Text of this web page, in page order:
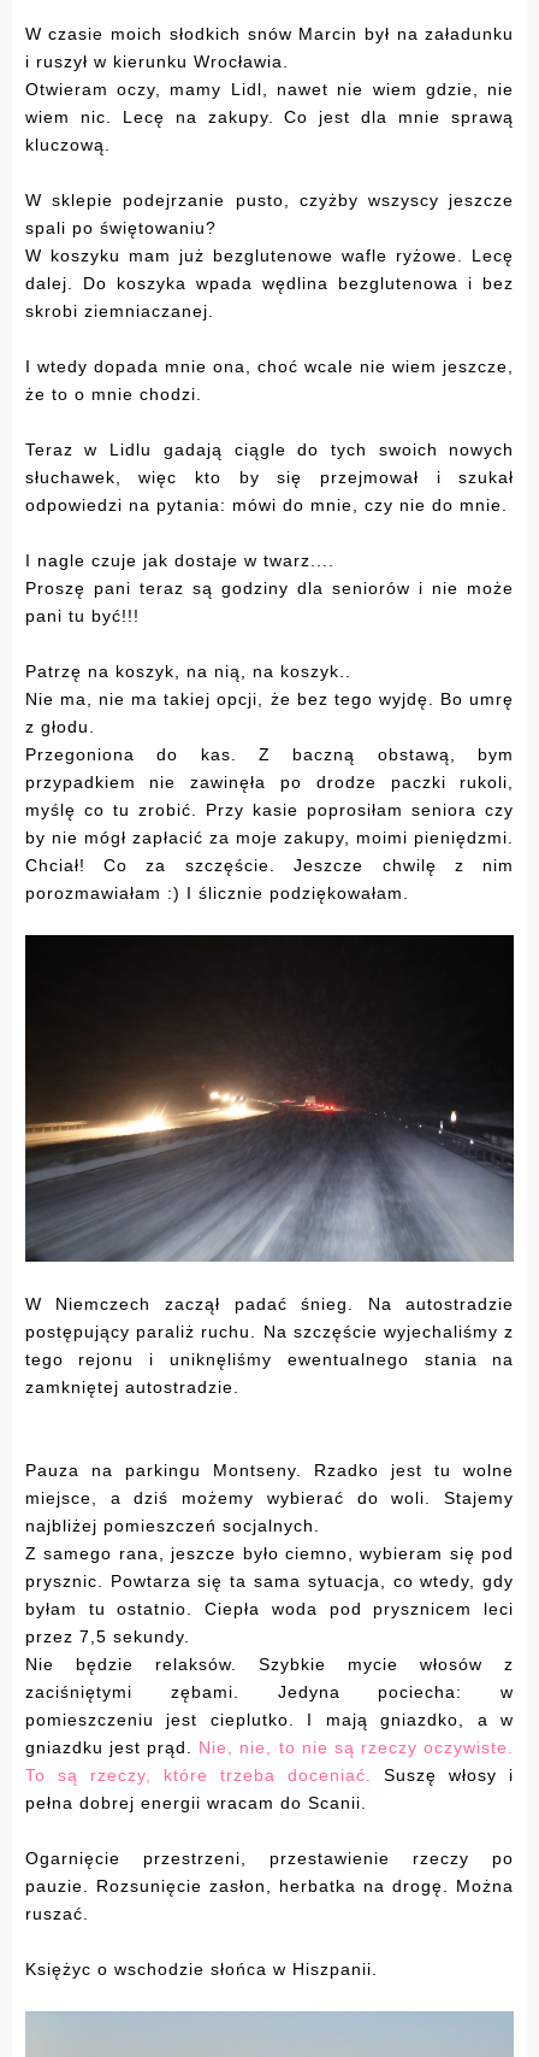
W czasie moich słodkich snów Marcin był na załadunku
i ruszył w kierunku Wrocławia.
Otwieram oczy, mamy Lidl, nawet nie wiem gdzie, nie
wiem nic. Lecę na zakupy. Co jest dla mnie sprawą
kluczową.
W sklepie podejrzanie pusto, czyżby wszyscy jeszcze
spali po świętowaniu?
W koszyku mam już bezglutenowe wafle ryżowe. Lecę
dalej. Do koszyka wpada wędlina bezglutenowa i bez
skrobi ziemniaczanej.
I wtedy dopada mnie ona, choć wcale nie wiem jeszcze,
że to o mnie chodzi.
Teraz w Lidlu gadają ciągle do tych swoich nowych
słuchawek, więc kto by się przejmował i szukał
odpowiedzi na pytania: mówi do mnie, czy nie do mnie.
I nagle czuje jak dostaje w twarz....
Proszę pani teraz są godziny dla seniorów i nie może
pani tu być!!!
Patrzę na koszyk, na nią, na koszyk..
Nie ma, nie ma takiej opcji, że bez tego wyjdę. Bo umrę
z głodu.
Przegoniona do kas. Z baczną obstawą, bym
przypadkiem nie zawinęła po drodze paczki rukoli,
myślę co tu zrobić. Przy kasie poprosiłam seniora czy
by nie mógł zapłacić za moje zakupy, moimi pieniędzmi.
Chciał! Co za szczęście. Jeszcze chwilę z nim
porozmawiałam :) I ślicznie podziękowałam.
W Niemczech zaczął padać śnieg. Na autostradzie
postępujący paraliż ruchu. Na szczęście wyjechaliśmy z
tego rejonu i uniknęliśmy ewentualnego stania na
zamkniętej autostradzie.
Pauza na parkingu Montseny. Rzadko jest tu wolne
miejsce, a dziś możemy wybierać do woli. Stajemy
najbliżej pomieszczeń socjalnych.
Z samego rana, jeszcze było ciemno, wybieram się pod
prysznic. Powtarza się ta sama sytuacja, co wtedy, gdy
byłam tu ostatnio. Ciepła woda pod prysznicem leci
przez 7,5 sekundy.
Nie będzie relaksów. Szybkie mycie włosów z
zaciśniętymi zębami. Jedyna pociecha: w
pomieszczeniu jest cieplutko. I mają gniazdko, a w
gniazdku jest prąd. Nie, nie, to nie są rzeczy oczywiste.
To są rzeczy, które trzeba doceniać.Suszę włosy i
pełna dobrej energii wracam do Scanii.
Ogarnięcie przestrzeni, przestawienie rzeczy po
pauzie. Rozsunięcie zasłon, herbatka na drogę. Można
ruszać.
Księżyc o wschodzie słońca w Hiszpanii.